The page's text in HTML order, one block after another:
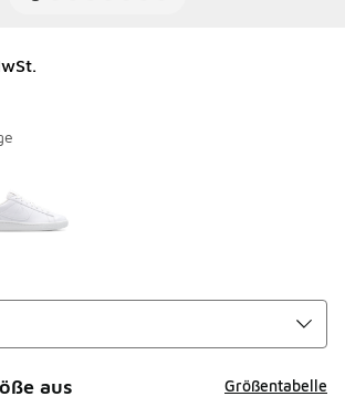
aus Größentabelle